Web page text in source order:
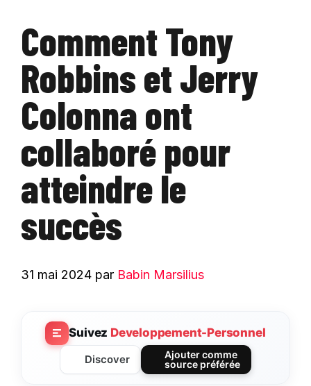
Comment Tony
Robbins et Jerry
Colonna ont
collaboré pour
atteindre le
succès
31 mai 2024 par Babin Marsilius
Suivez Developpement-Personnel
Discover
Ajouter comme
source préférée